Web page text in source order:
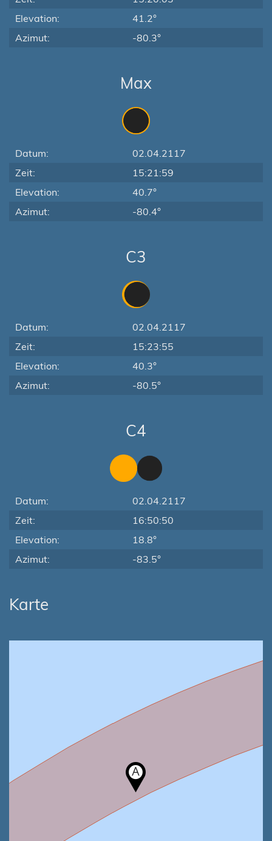
Elevation:
41.2°
Azimut:
-80.3°
Max
Datum:
02.04.2117
Zeit:
15:21:59
Elevation:
40.7°
Azimut:
-80.4°
C3
Datum:
02.04.2117
Zeit:
15:23:55
Elevation:
40.3°
Azimut:
-80.5°
C4
Datum:
02.04.2117
Zeit:
16:50:50
Elevation:
18.8°
Azimut:
-83.5°
Karte